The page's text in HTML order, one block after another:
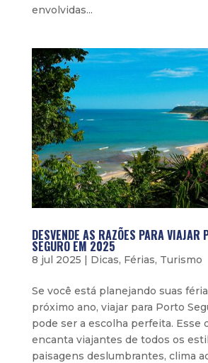
envolvidas...
DESVENDE AS RAZÕES PARA VIAJAR
SEGURO EM 2025
8 jul 2025 | Dicas, Férias, Turismo
Se você está planejando suas
próximo ano, viajar para Porto
pode ser a escolha perfeita. Esse
encanta viajantes de todos os
paisagens deslumbrantes, clima